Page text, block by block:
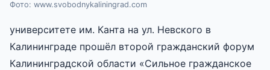
Фото: www.svobodnykaliningrad.com
университете им. Канта на ул. Невского в
Калининграде прошёл второй гражданский форум
Калининградской области «Сильное гражданское